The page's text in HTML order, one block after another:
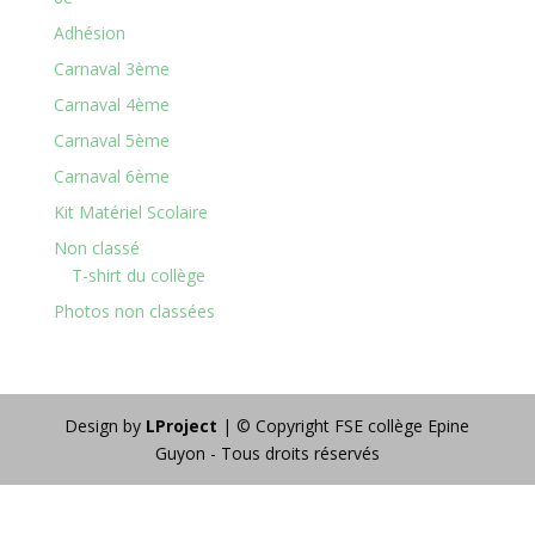
Adhésion
Carnaval 3ème
Carnaval 4ème
Carnaval 5ème
Carnaval 6ème
Kit Matériel Scolaire
Non classé
T-shirt du collège
Photos non classées
Design by LProject | © Copyright FSE collège Epine
Guyon - Tous droits réservés